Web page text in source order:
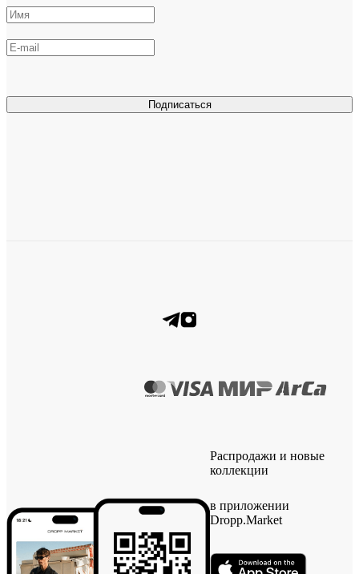
Подписаться
Распродажи и новые
коллекции
в приложении
Dropp.Market